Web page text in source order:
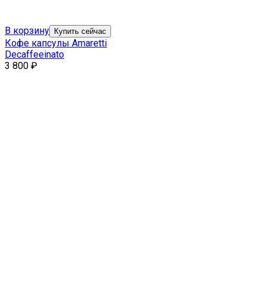
В корзину Купить сейчас
Кофе капсулы Amaretti
Decaffeeinato
3 800 ₽